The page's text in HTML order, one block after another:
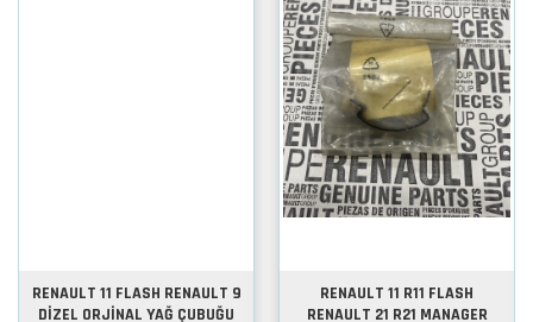
RENAULT 11 FLASH RENAULT 9
DİZEL ORJİNAL YAĞ ÇUBUĞU
RENAULT 11 R11 FLASH
RENAULT 21 R21 MANAGER